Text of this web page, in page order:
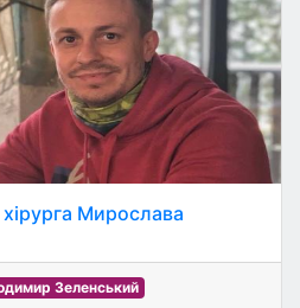
Мирослава
Зеленський